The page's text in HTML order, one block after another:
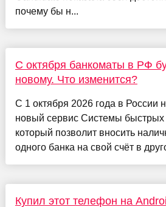
почему бы н...
С октября банкоматы в РФ
новому. Что изменится?
С 1 октября 2026 года в России
новый сервис Системы
который позволит вносить
одного банка на свой счёт в
Купил этот телефон на